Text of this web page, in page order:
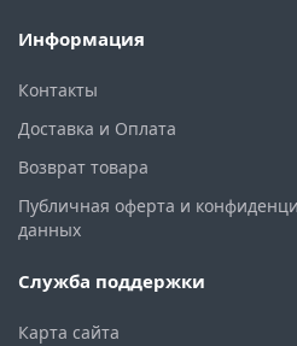
Информация
Контакты
Доставка и Оплата
Возврат товара
Публичная оферта и
данных
Служба поддержки
Карта сайта